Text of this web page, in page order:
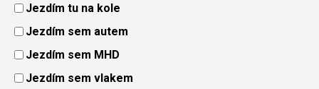
Jezdím tu na kole
Jezdím sem autem
Jezdím sem MHD
Jezdím sem vlakem